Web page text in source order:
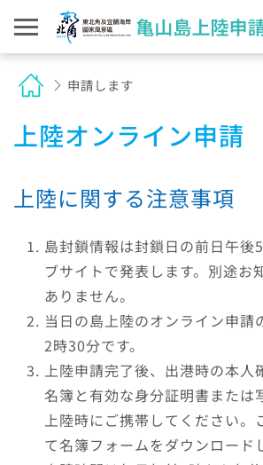
申請します
上陸オンライン申請
上陸に関する注意事項
島封鎖情報は封鎖日の前日午後
ブサイトで発表します。別途お
ありません。
当日の島上陸のオンライン申請
2時30分です。
上陸申請完了後、出港時の本人
名簿と有効な身分証明書または
上陸時にご携帯してください。
て名簿フォームをダウンロード